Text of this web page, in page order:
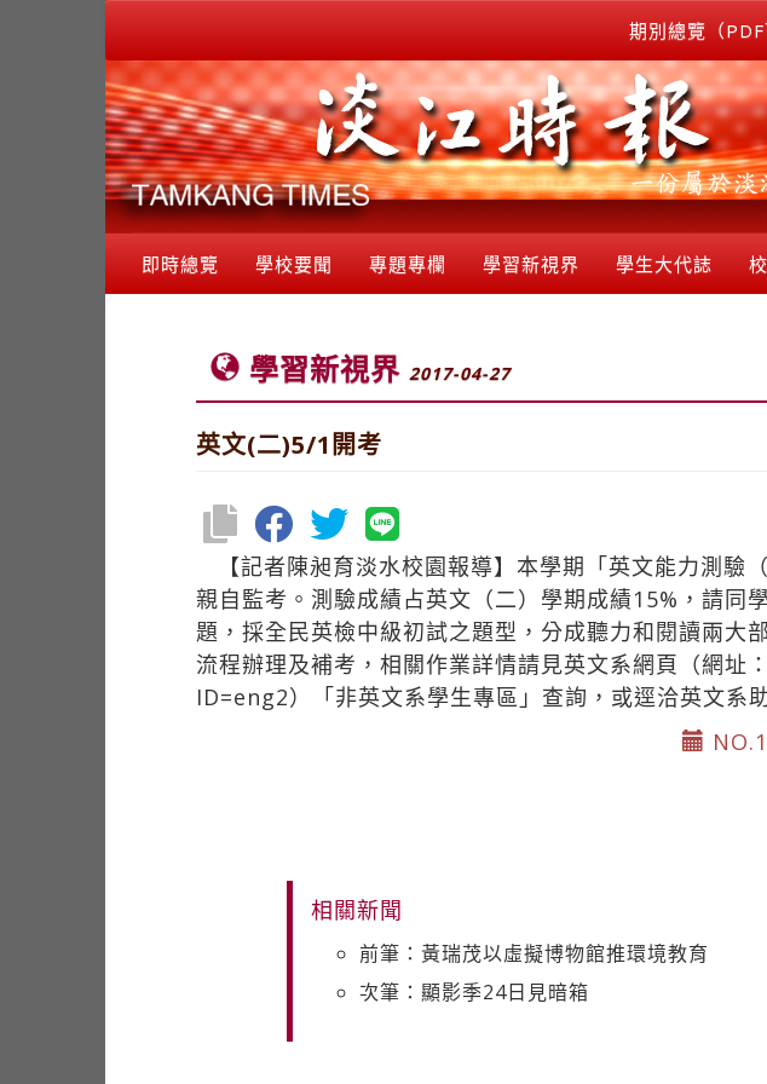
期別總覽（PDF
即時總覽 學校要聞 專題專欄 學習新視界 學生大代誌
學習新視界 2017-04-27
英文(二)5/1開考
【記者陳昶育淡水校園報導】本學期「英文能力測
親自監考。測驗成績占英文（二）學期成績15%，請同
題，採全民英檢中級初試之題型，分成聽力和閱讀兩大
流程辦理及補考，相關作業詳情請見英文系網頁（網址：
ID=eng2）「非英文系學生專區」查詢，或逕洽英文系
相關新聞
前筆：黃瑞茂以虛擬博物館推環境教育
次筆：顯影季24日見暗箱